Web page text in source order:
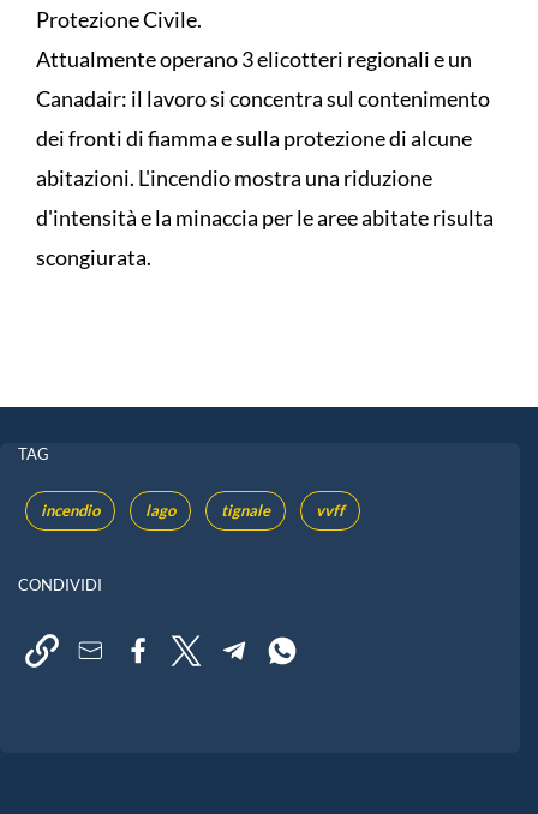
Protezione Civile.
Attualmente operano 3 elicotteri regionali e un
Canadair: il lavoro si concentra sul contenimento
dei fronti di fiamma e sulla protezione di alcune
abitazioni. L'incendio mostra una riduzione
d'intensità e la minaccia per le aree abitate risulta
scongiurata.
TAG
incendio lago tignale vvff
CONDIVIDI